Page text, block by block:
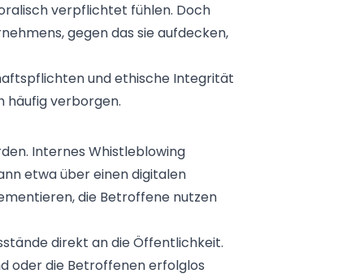
verpflichtet fühlen. Doch
gegen das sie aufdecken,
und ethische Integrität
häufig verborgen.
Internes Whistleblowing
etwa über einen digitalen
die Betroffene nutzen
direkt an die Öffentlichkeit.
oder die Betroffenen erfolglos